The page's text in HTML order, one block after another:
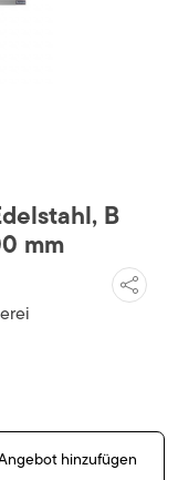
B
mm
hinzufügen